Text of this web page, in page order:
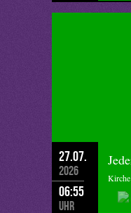
27.07.
2026
06:55
Uhr